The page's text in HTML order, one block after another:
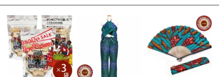
荷！～天然素材 環境配慮したエシカル製品～
5/14：アフリカンネックレス
アフリカンアクセサリーコーナー新
入荷！～天然素材 環境配慮したエシカル製品～
5/4：ノーカラーボレロジャケット新入荷！～キテンゲ◇ハイクオ
リティ◇で仕立てた新作登場！『ニッポンの技×アフリカの色』